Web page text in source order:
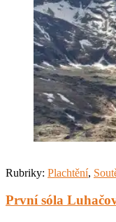
Rubriky: Plachtění,
První sóla